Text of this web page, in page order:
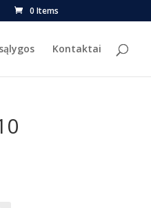
0 Items
Kontaktai